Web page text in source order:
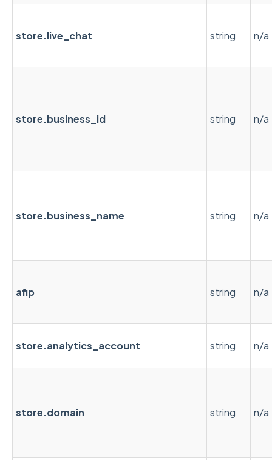
store.live_chat string n/a
store.business_id string n/a
store.business_name string n/a
afip string n/a
store.analytics_account string n/a
store.domain string n/a